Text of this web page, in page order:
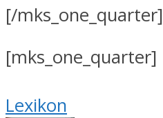
[/mks_one_quarter]
[mks_one_quarter]
Lexikon